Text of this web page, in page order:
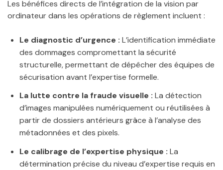
Les bénéfices directs de l’intégration de la vision par
ordinateur dans les opérations de règlement incluent :
Le diagnostic d’urgence : L’identification immédiate
des dommages compromettant la sécurité
structurelle, permettant de dépêcher des équipes de
sécurisation avant l’expertise formelle.
La lutte contre la fraude visuelle : La détection
d’images manipulées numériquement ou réutilisées à
partir de dossiers antérieurs grâce à l’analyse des
métadonnées et des pixels.
Le calibrage de l’expertise physique : La
détermination précise du niveau d’expertise requis en